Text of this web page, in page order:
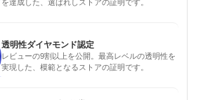
を達成した、選ばれしストアの証明です。
透明性ダイヤモンド認定
レビューの9割以上を公開。最高レベルの透明性を
実現した、模範となるストアの証明です。